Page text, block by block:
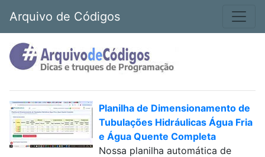
Arquivo de Códigos
Planilha de Dimensionamento de
Tubulações Hidráulicas Água Fria
e Água Quente Completa
Nossa planilha automática de